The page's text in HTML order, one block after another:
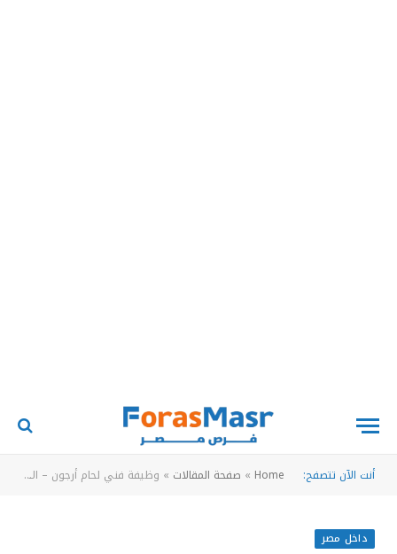
أنت الآن تتصفح: Home
» صفحة المقالات » وظيفة فني لحام أرجون – الإسكندرية | شركة تارجت لصناعة وتجارة الكيماويات
داخل مصر